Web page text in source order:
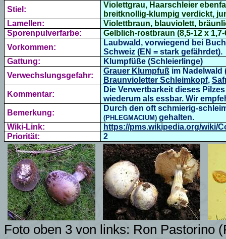
Stiel:
Violettgrau, Haarschleier
breitknollig-klumpig verdickt,
Lamellen:
Violettbraun, blauviolett,
Sporenpulverfarbe:
Gelblich-rostbraun (8,5-12 x
Vorkommen:
Laubwald, vorwiegend bei
Schweiz (EN = stark gefährdet).
Gattung:
Klumpfüße (Schleierlinge)
Verwechslungsgefahr:
Grauer Klumpfußim Nadelwald
Braunvioletter Schleimkopf,
Kommentar:
Die Verwertbarkeit dieses
wiederum als essbar. Wir
Bemerkung:
Durch den oft schmierig-
(PHLEGMACIUM)gehalten.
Wiki-Link:
https://pms.wikipedia.org/wiki/
Priorität:
2
Foto oben 3 von links: Ron Pastorino